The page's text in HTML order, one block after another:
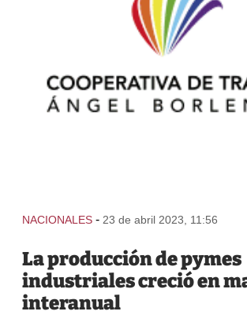
NACIONALES - 23 de abril 2023, 11:56
La producción de pymes
industriales creció en
interanual